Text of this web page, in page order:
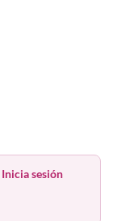
Inicia sesión